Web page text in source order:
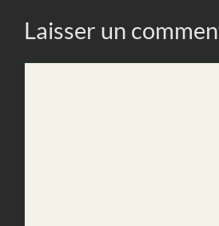
Laisser un